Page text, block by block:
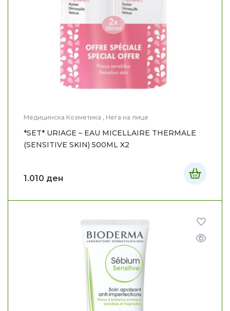
Медицинска Козметика , Нега на лице
*SET* URIAGE – EAU MICELLAIRE THERMALE
(SENSITIVE SKIN) 500ML X2
1.010 ден